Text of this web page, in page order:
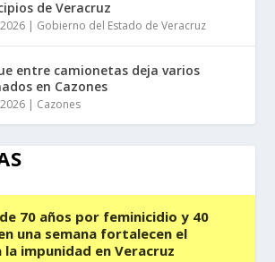
de Veracruz
| Gobierno del Estado de Veracruz
entre camionetas deja varios
en Cazones
| Cazones